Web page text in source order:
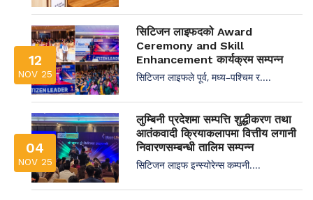
12
NOV 25
सिटिजन लाइफदको Award
Ceremony and Skill
Enhancement कार्यक्रम सम्पन्न
सिटिजन लाइफले पूर्व, मध्य–पश्चिम र....
04
NOV 25
लुम्बिनी प्रदेशमा सम्पत्ति शुद्धीकरण तथा
आतंकवादी क्रियाकलापमा वित्तीय लगानी
निवारणसम्बन्धी तालिम सम्पन्न
सिटिजन लाइफ इन्स्योरेन्स कम्पनी....